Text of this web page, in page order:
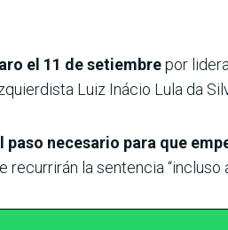
el 11 de setiembrepor
Luiz Inácio Lula da
necesario para que
recurrirán la sentencia “incluso